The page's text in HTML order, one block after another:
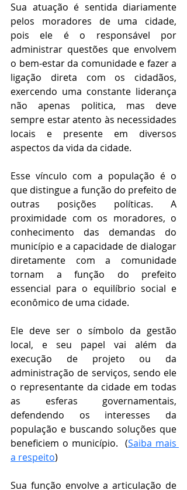
Sua atuação é sentida diariamente
pelos moradores de uma cidade,
pois ele é o responsável por
administrar questões que envolvem
o bem-estar da comunidade e fazer a
ligação direta com os cidadãos,
exercendo uma constante liderança
não apenas politica, mas deve
sempre estar atento às necessidades
locais e presente em diversos
aspectos da vida da cidade.
Esse vínculo com a população é o
que distingue a função do prefeito de
outras posições políticas. A
proximidade com os moradores, o
conhecimento das demandas do
município e a capacidade de dialogar
diretamente com a comunidade
tornam a função do prefeito
essencial para o equilíbrio social e
econômico de uma cidade.
Ele deve ser o símbolo da gestão
local, e seu papel vai além da
execução de projeto ou da
administração de serviços, sendo ele
o representante da cidade em todas
as esferas governamentais,
defendendo os interesses da
população e buscando soluções que
beneficiem o município.  (Saiba mais
a respeito)
Sua função envolve a articulação de